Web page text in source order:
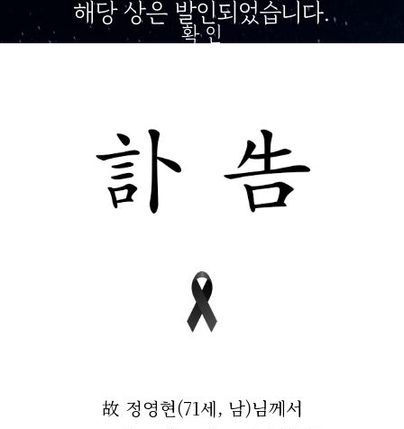
해당 상은 발인되었습니다.
확 인
故 정영현(71세, 남)님께서